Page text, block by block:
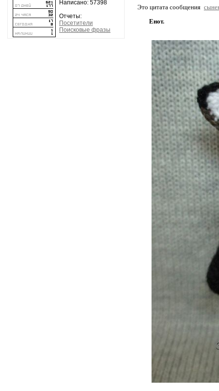
Написано: 57398
Отчеты:
Посетители
Поисковые фразы
Это цитата сообщения
Енот.